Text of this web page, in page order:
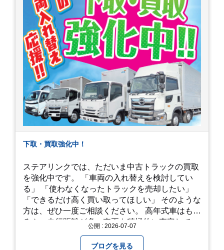
下取・買取強化中！
ステアリンクでは、ただいま中古トラックの買取
を強化中です。 「車両の入れ替えを検討してい
る」 「使わなくなったトラックを売却したい」
「できるだけ高く買い取ってほしい」 そのような
方は、ぜひ一度ご相談ください。 高年式車はもち
ろん、走行距離が多い車両も積極的に査定してい
ただいており、豊富な販売ネットワークを活かし
公開 : 2026-07-07
ブログを見る